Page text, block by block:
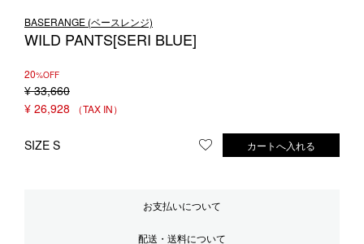
BASERANGE (ベースレンジ)
WILD PANTS[SERI BLUE]
20%OFF
¥ 33,660
¥ 26,928
SIZE S お気に入りに登録する
カートへ入れる
お支払いについて
配送・送料について